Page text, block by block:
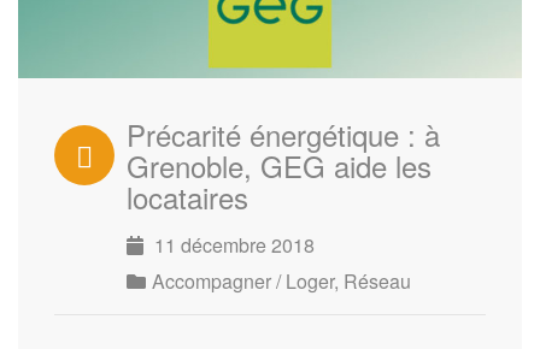
Précarité énergétique : à
Grenoble, GEG aide les
locataires
11 décembre 2018
Accompagner / Loger, Réseau